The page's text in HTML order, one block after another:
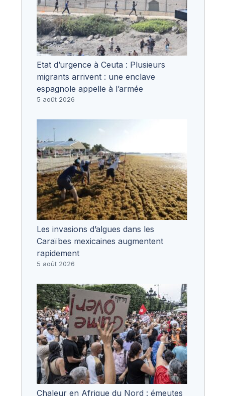
Etat d’urgence à Ceuta : Plusieurs
migrants arrivent : une enclave
espagnole appelle à l’armée
5 août 2026
Les invasions d’algues dans les
Caraïbes mexicaines augmentent
rapidement
5 août 2026
Chaleur en Afrique du Nord : émeutes